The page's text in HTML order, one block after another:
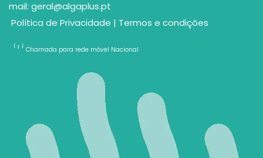
mail: geral@algaplus.pt
Política de Privacidade | Termos e condições
⁽ ¹ ⁾ Chamada para rede móvel Nacional